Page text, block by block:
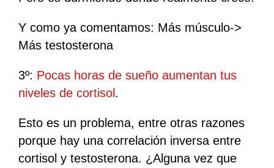
Y como ya comentamos: Más músculo->
Más testosterona
3º: Pocas horas de sueño aumentan tus
niveles de cortisol .
Esto es un problema, entre otras razones
porque hay una correlación inversa entre
cortisol y testosterona. ¿Alguna vez que